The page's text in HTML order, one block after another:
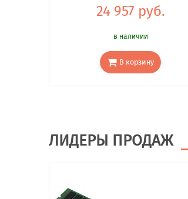
24 957 руб.
в наличии
В корзину
ЛИДЕРЫ ПРОДАЖ